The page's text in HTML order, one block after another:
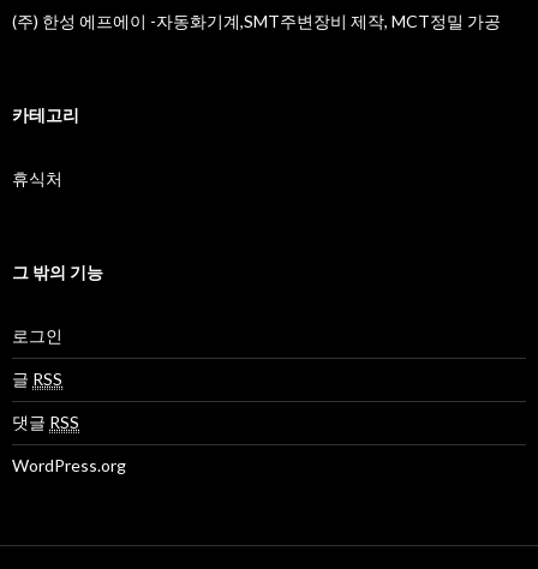
(주) 한성 에프에이 -자동화기계,SMT주변장비 제작, MCT정밀 가공
카테고리
휴식처
그 밖의 기능
로그인
글 RSS
댓글 RSS
WordPress.org